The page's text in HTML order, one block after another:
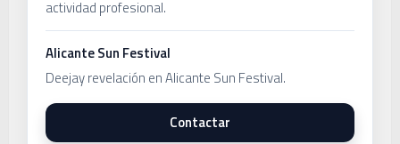
actividad profesional.
Alicante Sun Festival
Deejay revelación en Alicante Sun Festival.
Contactar